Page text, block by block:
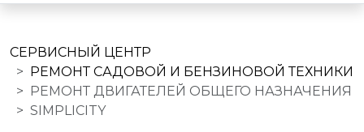
СЕРВИСНЫЙ ЦЕНТР
РЕМОНТ САДОВОЙ И БЕНЗИНОВОЙ ТЕХНИКИ
РЕМОНТ ДВИГАТЕЛЕЙ ОБЩЕГО НАЗНАЧЕНИЯ
SIMPLICITY